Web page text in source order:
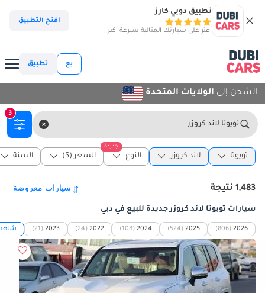
تطبيق دوبي كارز
اعثر على سيارتك المثالية بسرعة أكبر
افتح التطبيق
بع تطبيق
الشحن إلى الولايات المتحدة
تويوتا لاند كروزر
3
تويوتا لاند كروزر
جديدة
النوع السعر ($) السنة
1,483 نتيجة
سيارات تويوتا لاند كروزر جديدة للبيع في دبي
2026
(806)
2025
(524)
2024
(108)
2022
(24)
2023
(21) شاهد